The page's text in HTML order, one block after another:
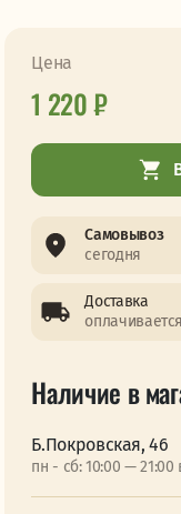
Цена
1 220 ₽
Самовывоз
сегодня
Доставка
Наличие в
Б.Покровская, 46
пн - сб: 10:00 — 21:00